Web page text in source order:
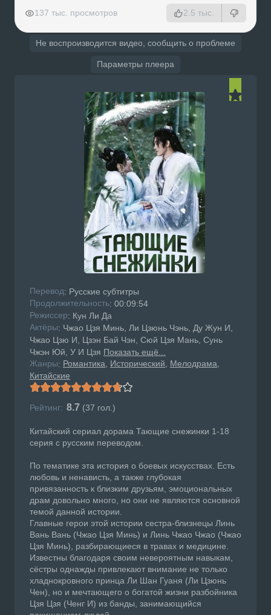
137 тыс. просмотров 2.5 тыс.
Не воспроизводится видео, сообщить о проблеме
Параметры плеера
Перевод: Русские субтитры
Продолжительность: 00:09:54
Режисcер: Кун Ли Да
Актёры: Чжао Цзя Минь, Ли Цзюнь Чэнь, Ду Жун И,
Чжао Цзю И, Цзэн Бай Чэн, Сюй Цзя Мань, Сунь
Чжэн Юй, У И Цзя Показать ещё...
Жанры: Романтика Исторический
Мелодрама
Китайские
Рейтинг: 8.7 (37 гол.)
Китайский сериал дорама Тающие снежинки 1-18
серия с русским переводом.
По тематике эта история о боевых искусствах. Есть
любовь и ненависть, а также глубокая
привязанность к близким друзьям, эмоциональных
драм довольно много, но они не являются основной
темой данной истории.
Главные герои этой истории сестра-близнецы Линь
Вань Вань (Чжао Цзя Минь) и Линь Чжао Чжао (Чжао
Цзя Минь), разбирающиеся в травах и медицине.
Известны благодаря своим невероятным навыкам,
сёстры однажды привлекают внимание не только
хладнокровного принца Ли Шан Гуаня (Ли Цзюнь
Чен), но и мечтающего о богатой жизни разбойника
Цзя Цзя (Ченг И) из банды, занимающийся